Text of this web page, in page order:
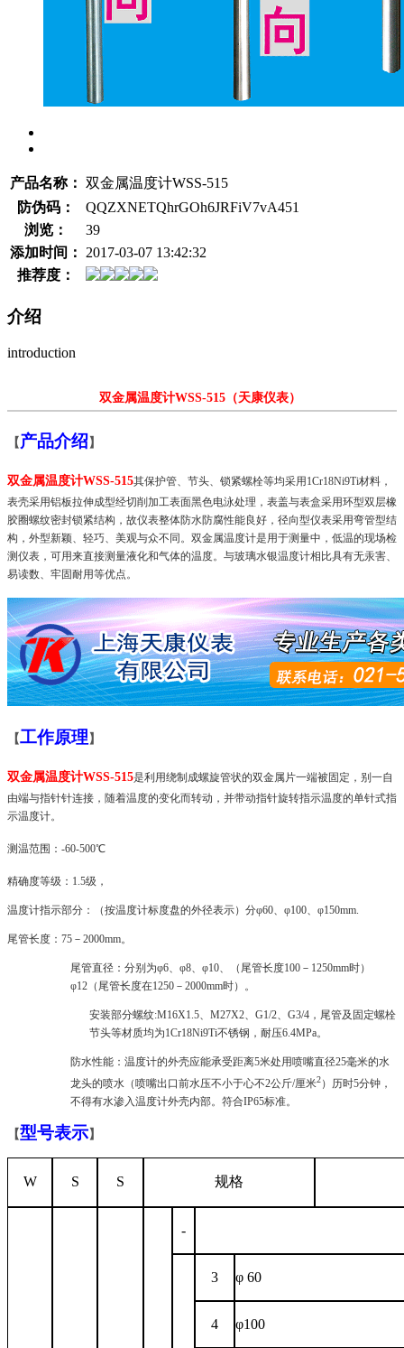
产品名称： 双金属温度计WSS-515
防伪码：
QQZXNETQhrGOh6JRFiV7vA451
浏览：
39
添加时间：
2017-03-07 13:42:32
推荐度：
介绍
introduction
双金属温度计WSS-515（天康仪表）
【 产品介绍】
双金属温度计WSS-515其保护管、节头、锁紧螺栓等均采用 1Cr18Ni9Ti材料，
表壳采用铝板拉伸成型经切削加工表面黑色电泳处理，表盖与表盒采用环型双层橡
胶圈螺纹密封锁紧结构，故仪表整体防水防腐性能良好，径向型仪表采用弯管型结
构，外型新颖、轻巧、美观与众不同。双金属温度计是用于测量中，低温的现场检
测仪表，可用来直接测量液化和气体的温度。与玻璃水银温度计相比具有无汞害、
易读数、牢固耐用等优点。
【工作原理 】
双金属温度计WSS-515是利用绕制成螺旋管状的双金属片一端被固定，别一自
由端与指针针连接，随着温度的变化而转动，并带动指针旋转指示温度的单针式指
示温度计。
测温范围：-60-500℃
精确度等级：1.5级，
温度计指示部分：（按温度计标度盘的外径表示）分φ60、φ100、φ150mm.
尾管长度：75－2000mm。
尾管直径：分别为φ6、φ8、φ10、（尾管长度100－1250mm时）
φ12（尾管长度在1250－2000mm时）。
安装部分螺纹:M16X1.5、M27X2、G1/2、G3/4，尾管及固定螺栓
节头等材质均为1Cr18Ni9Ti不锈钢，耐压6.4MPa。
防水性能：温度计的外壳应能承受距离5米处用喷嘴直径25毫米的水
龙头的喷水（喷嘴出口前水压不小于心不2公斤/厘米2）历时5分钟，
不得有水渗入温度计外壳内部。符合IP65标准。
【型号表示】
W S S 规格
-
3 φ 60
4 φ100